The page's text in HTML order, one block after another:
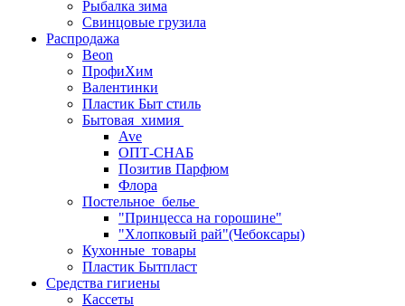
Рыбалка зима
Свинцовые грузила
Распродажа
Beon
ПрофиХим
Валентинки
Пластик Быт стиль
Бытовая_химия
Ave
ОПТ-СНАБ
Позитив Парфюм
Флора
Постельное_белье
"Принцесса на горошине"
"Хлопковый рай"(Чебоксары)
Кухонные_товары
Пластик Бытпласт
Средства гигиены
Кассеты